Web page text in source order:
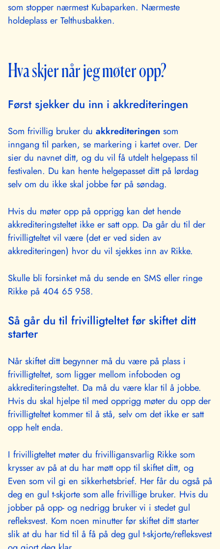
som stopper nærmest Kubaparken. Nærmeste
holdeplass er Telthusbakken.
Hva skjer når jeg møter opp?
Først sjekker du inn i akkrediteringen
Som frivillig bruker du akkrediteringen som
inngang til parken, se markering i kartet over. Der
sier du navnet ditt, og du vil få utdelt helgepass til
festivalen. Du kan hente helgepasset ditt på lørdag
selv om du ikke skal jobbe før på søndag.
Hvis du møter opp på opprigg kan det hende
akkrediteringsteltet ikke er satt opp. Da går du til der
frivilligteltet vil være (det er ved siden av
akkrediteringen) hvor du vil sjekkes inn av Rikke.
Skulle bli forsinket må du sende en SMS eller ringe
Rikke på 404 65 958.
Så går du til frivilligteltet før skiftet ditt
starter
Når skiftet ditt begynner må du være på plass i
frivilligteltet, som ligger mellom infoboden og
akkrediteringsteltet. Da må du være klar til å jobbe.
Hvis du skal hjelpe til med opprigg møter du opp der
frivilligteltet kommer til å stå, selv om det ikke er satt
opp helt enda.
I frivilligteltet møter du frivilligansvarlig Rikke som
krysser av på at du har møtt opp til skiftet ditt, og
Even som vil gi en sikkerhetsbrief. Her får du også på
deg en gul t-skjorte som alle frivillige bruker. Hvis du
jobber på opp- og nedrigg bruker vi i stedet gul
refleksvest. Kom noen minutter før skiftet ditt starter
slik at du har tid til å få på deg gul t-skjorte/refleksvest